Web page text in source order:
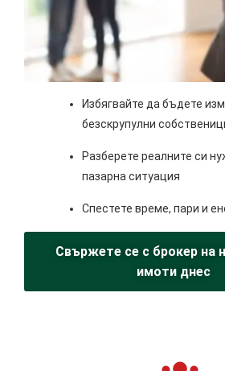
Избягвайте да бъдете
безскрупулни
Разберете реалните си
пазарна ситуация
Спестете време, пари и
Свържете се с брокер на
имоти днес